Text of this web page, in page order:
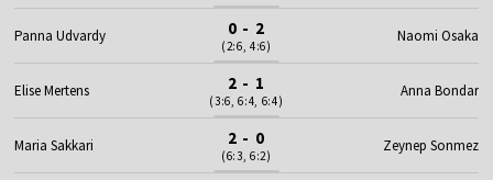
Panna Udvardy 0 - 2
(2:6, 4:6)
Naomi Osaka
Elise Mertens 2 - 1
(3:6, 6:4, 6:4)
Anna Bondar
Maria Sakkari 2 - 0
(6:3, 6:2)
Zeynep Sonmez